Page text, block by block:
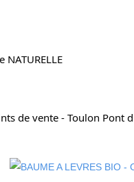
de vente - Toulon Pont